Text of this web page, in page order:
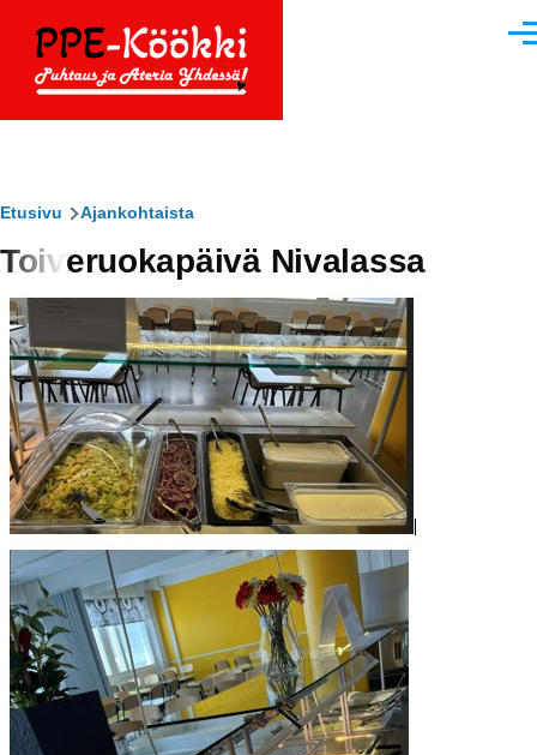
Murupolku
Etusivu Ajankohtaista
Toiveruokapäivä Nivalassa